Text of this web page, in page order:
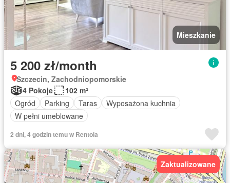
Mieszkanie
5 200 zł/month
Szczecin, Zachodniopomorskie
4 Pokoje
102 m²
Ogród
Parking Taras
Wyposażona kuchnia
W pełni umeblowane
2 dni, 4 godzin temu w Rentola
Zaktualizowane